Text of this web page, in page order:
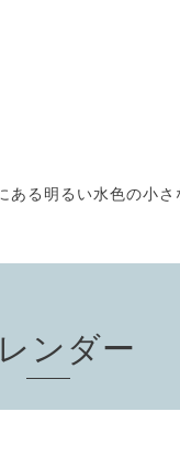
ある明るい水色の小
ンダー